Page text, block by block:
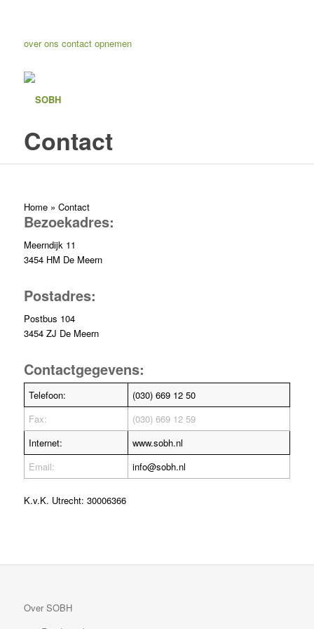
over ons contact opnemen
Contact
Home» Contact
Bezoekadres:
Meerndijk 11
3454 HM De Meern
Postadres:
Postbus 104
3454 ZJ De Meern
Contactgegevens:
Telefoon:
(030) 669 12 50
Fax:
(030) 669 12 59
Internet:
www.sobh.nl
Email:
info@sobh.nl
K.v.K. Utrecht: 30006366
Over SOBH